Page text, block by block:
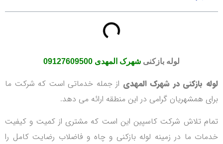
لوله بازکنی شهرک المهدی 09127609500
لوله بازکنی در شهرک المهدی از جمله خدماتی است که شرکت ما
برای همشهریان گرامی در این منطقه ارائه می دهد.
تمام تلاش شرکت کاسپین این است که مشتری از کمیت و کیفیت
خدمات ما در زمینه لوله بازکنی و چاه و فاضلاب رضایت کامل را